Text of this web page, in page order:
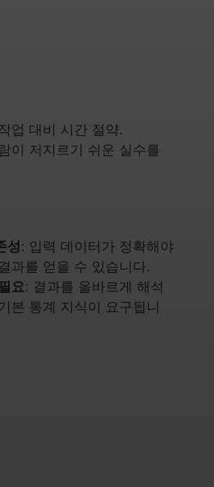
업 대비 시간 절약.
이 저지르기 쉬운 실수를
성: 입력 데이터가 정확해야
과를 얻을 수 있습니다.
요: 결과를 올바르게 해석
본 통계 지식이 요구됩니